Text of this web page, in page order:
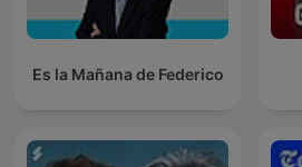
Es la Mañana de Federico